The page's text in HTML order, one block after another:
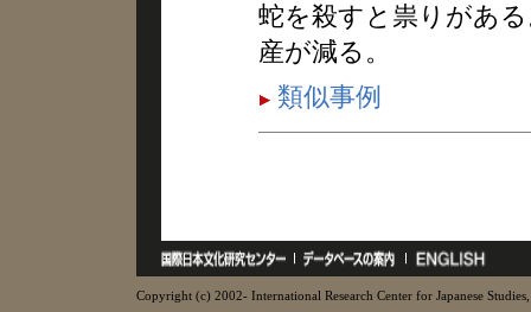
蛇を殺すと祟りがあ
産が減る。
類似事例
Copyright (c) 2002- International Research Center for Japanese